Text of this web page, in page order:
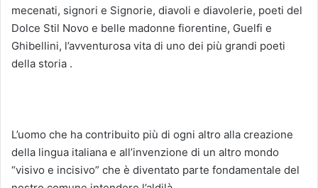
mecenati, signori e Signorie, diavoli e diavolerie, poeti del
Dolce Stil Novo e belle madonne fiorentine, Guelfi e
Ghibellini, l’avventurosa vita di uno dei più grandi poeti
della storia .
L’uomo che ha contribuito più di ogni altro alla creazione
della lingua italiana e all’invenzione di un altro mondo
“visivo e incisivo” che è diventato parte fondamentale del